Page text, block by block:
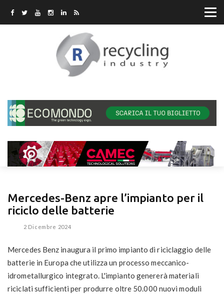
Mercedes-Benz apre l’impianto per il
riciclo delle batterie
2 Dicembre 2024
Mercedes Benz inaugura il primo impianto di riciclaggio delle
batterie in Europa che utilizza un processo meccanico-
idrometallurgico integrato. L'impianto genererà materiali
riciclati sufficienti per produrre oltre 50.000 nuovi moduli